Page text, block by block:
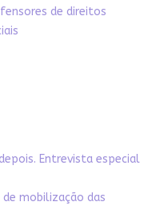
de direitos
Entrevista especial
mobilização das